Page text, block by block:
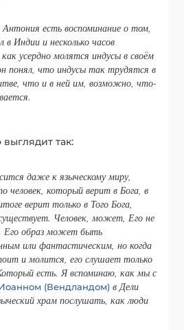
есть воспоминание о том,
в Индии и несколько часов
усердно молятся индусы в своём
понял, что индусы так трудятся в
что и в ней им, возможно, что-
так:
даже к языческому миру,
человек, который верит в Бога, в
верит только в Того Бога,
Человек, может, Его не
Его образ может быть
или фантастическим, но когда
и молится, его слушает только
есть. Я вспоминаю, как мы с
(Вендландом) в Дели
храм послушать, как люди